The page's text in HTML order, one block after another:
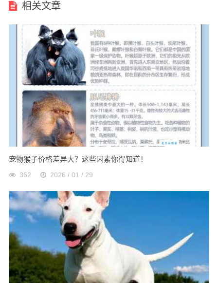
相关文章
宠物猴子价格差异大？这些因素你得知道！
362 2026 / 01 / 29